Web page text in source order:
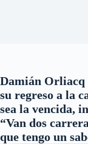
Damián Orliacq
su regreso a la
sea la vencida,
“Van dos
que tengo un